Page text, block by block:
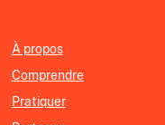
À propos
Comprendre
Pratiquer